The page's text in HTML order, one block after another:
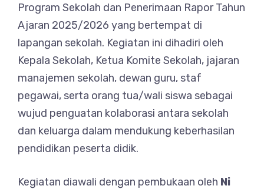
Program Sekolah dan Penerimaan Rapor Tahun
Ajaran 2025/2026 yang bertempat di
lapangan sekolah. Kegiatan ini dihadiri oleh
Kepala Sekolah, Ketua Komite Sekolah, jajaran
manajemen sekolah, dewan guru, staf
pegawai, serta orang tua/wali siswa sebagai
wujud penguatan kolaborasi antara sekolah
dan keluarga dalam mendukung keberhasilan
pendidikan peserta didik.
Kegiatan diawali dengan pembukaan oleh Ni